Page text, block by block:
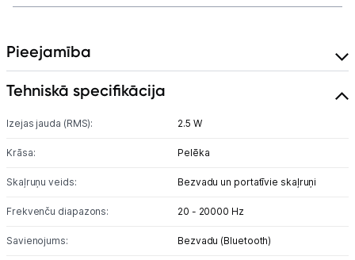
Bezvadu skaļruņi
Stacionārie un bezvadu telefoni
Viedierīces
Sadzīves tehnika
Skaistumkopšana
Ražotāju atjaunota tehnika
Pieejamība
Tehniskā specifikācija
Izejas jauda (RMS): 2.5 W
Krāsa: Pelēka
Skaļruņu veids: Bezvadu un portatīvie skaļruņi
Frekvenču diapazons: 20 - 20000 Hz
Savienojums: Bezvadu (Bluetooth)